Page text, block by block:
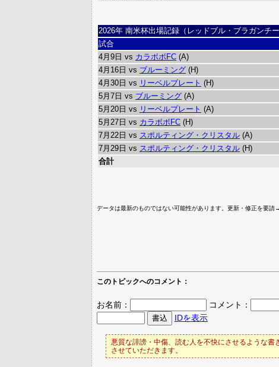
2026年 南米杯出場記録（レッドブル・ブラガンチー
試合
4月9日 vs カラボボFC (A)
4月16日 vs ブルーミング (H)
4月30日 vs リーベルプレート (H)
5月7日 vs ブルーミング (A)
5月20日 vs リーベルプレート (A)
5月27日 vs カラボボFC (H)
7月22日 vs スポルティング・クリスタル (A)
7月29日 vs スポルティング・クリスタル (H)
合計
データは最新のものではない可能性があります。更新・修正を要請→
このトピックへのコメント：
お名前： コメント：
IDを表示
悪質な誹謗・中傷、読む人を不快にさせるような
させていただきます。